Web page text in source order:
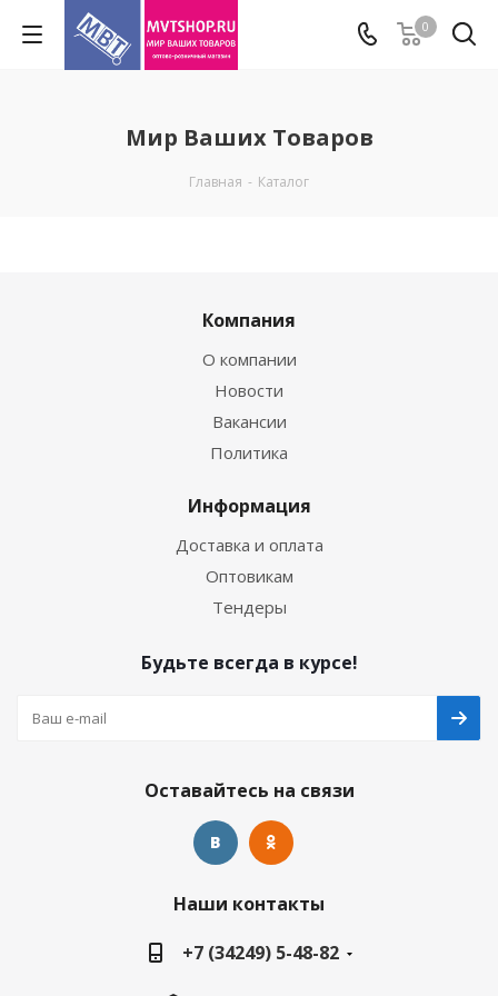
0
Мир Ваших Товаров
Главная - Каталог
Компания
О компании
Новости
Вакансии
Политика
Информация
Доставка и оплата
Оптовикам
Тендеры
Будьте всегда в курсе!
Оставайтесь на связи
Наши контакты
+7 (34249) 5-48-82